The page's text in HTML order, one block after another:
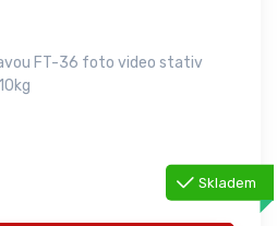
FT-36 foto video stativ
Skladem